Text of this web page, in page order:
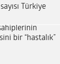
Türkiye
bir “hastalık”